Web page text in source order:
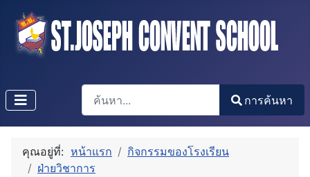
การค้นหา
Type 2 or more characters for results.
การค้นหา
คุณอยู่ที่: หน้าแรก
กิจกรรมของโรงเรียน
ฝ่ายวิชาการ